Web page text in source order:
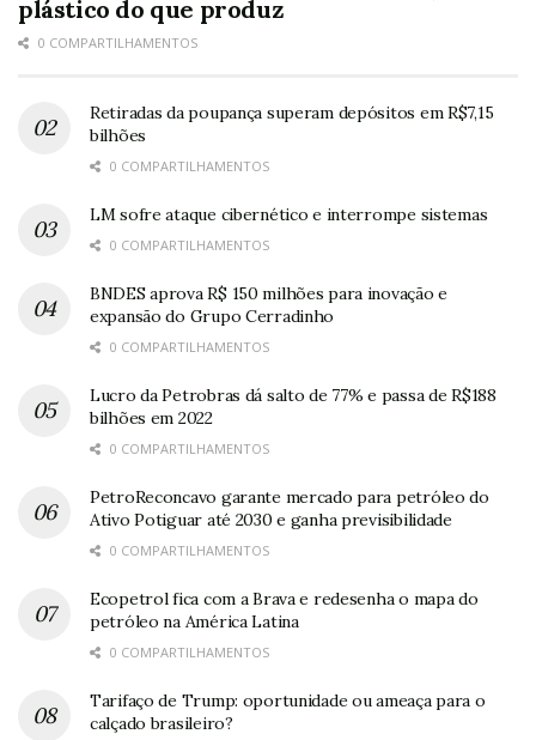
plástico do que produz
0 COMPARTILHAMENTOS
Retiradas da poupança superam depósitos em R$7,15
bilhões
0 COMPARTILHAMENTOS
LM sofre ataque cibernético e interrompe sistemas
0 COMPARTILHAMENTOS
BNDES aprova R$ 150 milhões para inovação e
expansão do Grupo Cerradinho
0 COMPARTILHAMENTOS
Lucro da Petrobras dá salto de 77% e passa de R$188
bilhões em 2022
0 COMPARTILHAMENTOS
PetroReconcavo garante mercado para petróleo do
Ativo Potiguar até 2030 e ganha previsibilidade
0 COMPARTILHAMENTOS
Ecopetrol fica com a Brava e redesenha o mapa do
petróleo na América Latina
0 COMPARTILHAMENTOS
Tarifaço de Trump: oportunidade ou ameaça para o
calçado brasileiro?